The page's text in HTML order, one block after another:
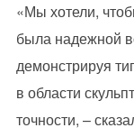
«Мы хотели,
была надежной
демонстрируя
в области
точности, –